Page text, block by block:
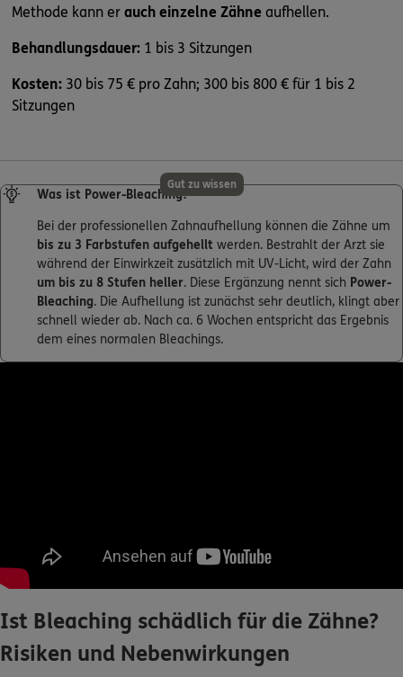
Methode kann er auch einzelne Zähne aufhellen.
Behandlungsdauer: 1 bis 3 Sitzungen
Kosten: 30 bis 75 € pro Zahn; 300 bis 800 € für 1 bis 2
Sitzungen
Gut zu wissen
Was ist Power-Bleaching?
Bei der professionellen Zahnaufhellung können die Zähne um
bis zu 3 Farbstufen aufgehellt werden. Bestrahlt der Arzt sie
während der Einwirkzeit zusätzlich mit UV-Licht, wird der Zahn
um bis zu 8 Stufen heller. Diese Ergänzung nennt sich Power-
Bleaching. Die Aufhellung ist zunächst sehr deutlich, klingt aber
schnell wieder ab. Nach ca. 6 Wochen entspricht das Ergebnis
dem eines normalen Bleachings.
Ist Bleaching schädlich für die Zähne?
Risiken und Nebenwirkungen